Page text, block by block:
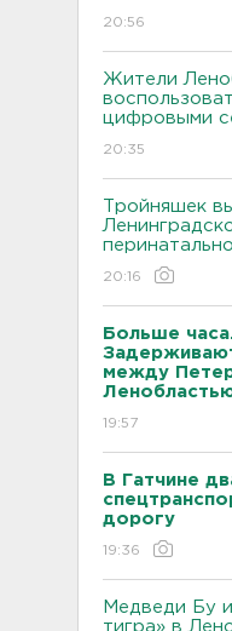
20:56
Жители
цифровыми
20:35
Тройняшек
20:16
Больше
между
19:57
В Гатчине
дорогу
19:36
Медведи Бу
тигра» в